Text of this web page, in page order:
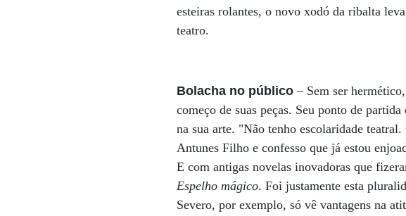
esteiras rolantes, o novo xodó da ribalta
teatro.
Bolacha no público– Sem ser
começo de suas peças. Seu ponto de
na sua arte. "Não tenho escolaridade
Antunes Filho e confesso que já estou
E com antigas novelas inovadoras que
Espelho mágico. Foi justamente esta
Severo, por exemplo, só vê vantagens na